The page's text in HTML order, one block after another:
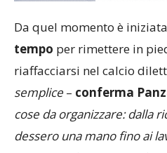
Da quel momento è
tempoper rimettere in
riaffacciarsi nel calcio
semplice–conferma
cose da organizzare: dalla